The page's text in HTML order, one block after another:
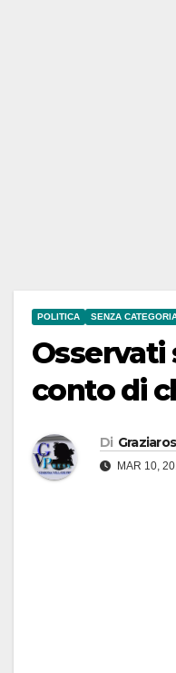
POLITICA SENZA
Osservati
conto di
Di
MAR 10,